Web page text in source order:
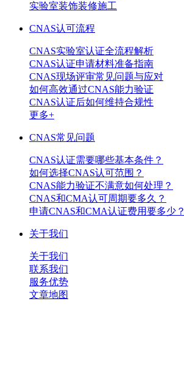
实验室装饰装修施工
CNAS认可流程
CNAS实验室认证全流程解析
CNAS认证申请材料准备指南
CNAS现场评审常见问题与应对
如何高效通过CNAS能力验证
CNAS认证后如何维持合规性
更多+
CNAS常见问题
CNAS认证需要哪些基本条件？
如何选择CNAS认可范围？
CNAS能力验证不满意如何处理？
CNAS和CMA认可周期要多久？
申请CNAS和CMA认证费用要多少？
关于我们
关于我们
联系我们
服务优势
文章地图